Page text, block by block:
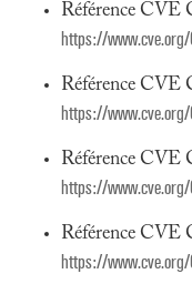
Référence
https://
Référence
https://www.cve.org/
Référence
https://
Référence
https://